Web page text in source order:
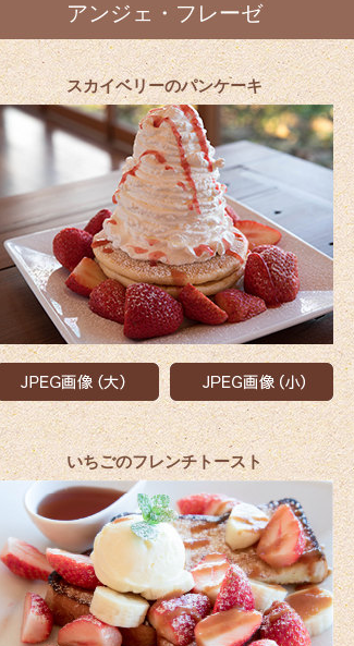
アンジェ・フレーゼ
スカイベリーのパンケーキ
いちごのフレンチトースト